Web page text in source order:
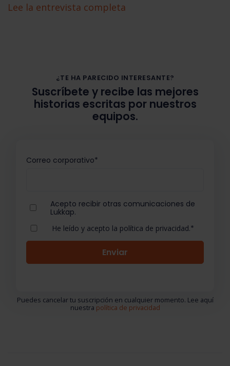
Lee la entrevista completa
¿TE HA PARECIDO INTERESANTE?
Suscríbete y recibe las mejores
historias escritas por nuestros
equipos.
Correo corporativo*
Acepto recibir otras comunicaciones de
Lukkap.
He leído y acepto la política de privacidad.*
Puedes cancelar tu suscripción en cualquier momento. Lee aquí
nuestra política de privacidad